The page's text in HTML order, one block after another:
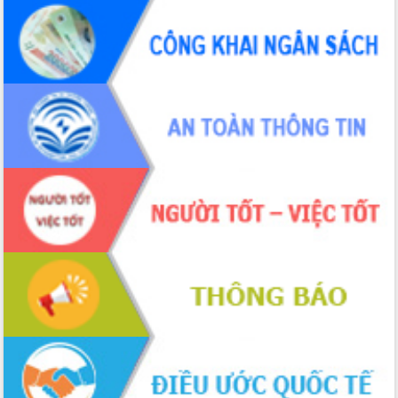
hiện nhiệm vụ quản lý tài sản công
hàng tuần
Tháo gỡ những vướng mắc, đẩy mạnh
công tác cải cách thủ tục hành chính
tại Trung tâm Phục vụ hành chính
công tỉnh
Đắk Lắk: Tôn vinh 46 giải pháp tại Hội
thi Sáng tạo Kỹ thuật 2024 - 2025
Đắk Lắk rà soát, điều chỉnh Đề án 190
về phát triển nuôi trồng thủy sản
Phó Chủ tịch UBND tỉnh Đắk Lắk
Trương Công Thái kiểm tra thực địa
Dự án cao tốc Khánh Hòa - Buôn Ma
Thuột
Định vị cà phê Việt Nam như một “di
sản sống” trong dòng chảy toàn cầu
Xây dựng nông thôn mới: Nâng cao đời
sống người dân từ những mô hình thiết
thực
Quyết liệt tháo gỡ vướng mắc, đẩy